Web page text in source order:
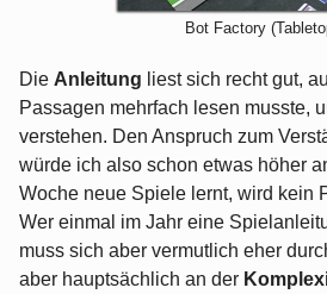
Bot Factory
Die Anleitung liest sich recht gut,
Passagen mehrfach lesen musste,
verstehen. Den Anspruch zum
würde ich also schon etwas höher
Woche neue Spiele lernt, wird kein
Wer einmal im Jahr eine
muss sich aber vermutlich eher
aber hauptsächlich an der